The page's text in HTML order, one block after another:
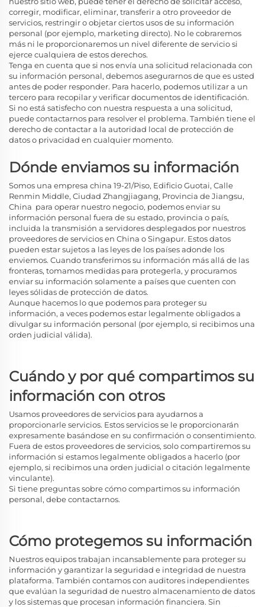
corregir, modificar, eliminar, transferir a otro proveedor de
servicios, restringir o objetar ciertos usos de su información
personal (por ejemplo, marketing directo). No le cobraremos
más ni le proporcionaremos un nivel diferente de servicio si
ejerce cualquiera de estos derechos.
Tenga en cuenta que si nos envía una solicitud relacionada con
su información personal, debemos asegurarnos de que es usted
antes de poder responder. Para hacerlo, podemos utilizar a un
tercero para recopilar y verificar documentos de identificación.
Si no está satisfecho con nuestra respuesta a una solicitud,
puede contactarnos para resolver el problema. También tiene el
derecho de contactar a la autoridad local de protección de
datos o privacidad en cualquier momento.
Dónde enviamos su información
Somos una empresa china 19-21/Piso, Edificio Guotai, Calle
Renmin Middle, Ciudad Zhangjiagang, Provincia de Jiangsu,
China para operar nuestro negocio, podemos enviar su
información personal fuera de su estado, provincia o país,
incluida la transmisión a servidores desplegados por nuestros
proveedores de servicios en China o Singapur. Estos datos
pueden estar sujetos a las leyes de los países adonde los
enviemos. Cuando transferimos su información más allá de las
fronteras, tomamos medidas para protegerla, y procuramos
enviar su información solamente a países que cuenten con
leyes sólidas de protección de datos.
Aunque hacemos lo que podemos para proteger su
información, a veces podemos estar legalmente obligados a
divulgar su información personal (por ejemplo, si recibimos una
orden judicial válida).
Cuándo y por qué compartimos su
información con otros
Usamos proveedores de servicios para ayudarnos a
proporcionarle servicios. Estos servicios se le proporcionarán
expresamente basándose en su confirmación o consentimiento.
Fuera de estos proveedores de servicios, solo compartiremos su
información si estamos legalmente obligados a hacerlo (por
ejemplo, si recibimos una orden judicial o citación legalmente
vinculante).
Si tiene preguntas sobre cómo compartimos su información
personal, debe contactarnos.
Cómo protegemos su información
Nuestros equipos trabajan incansablemente para proteger su
información y garantizar la seguridad e integridad de nuestra
plataforma. También contamos con auditores independientes
que evalúan la seguridad de nuestro almacenamiento de datos
y los sistemas que procesan información financiera. Sin